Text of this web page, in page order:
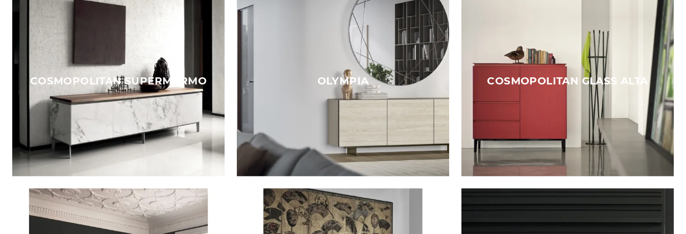
COSMOPOLITAN SUPERMARMO OLYMPIA COSMOPOLITAN GLASS ALTA